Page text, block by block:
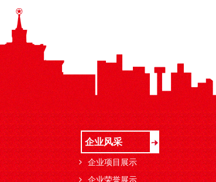
企业风采
企业项目展示
企业荣誉展示